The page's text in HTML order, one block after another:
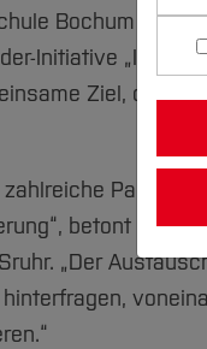
Bochum statt.
Initiative
Ziel, die
Parallelen
betont Prof.
„Der